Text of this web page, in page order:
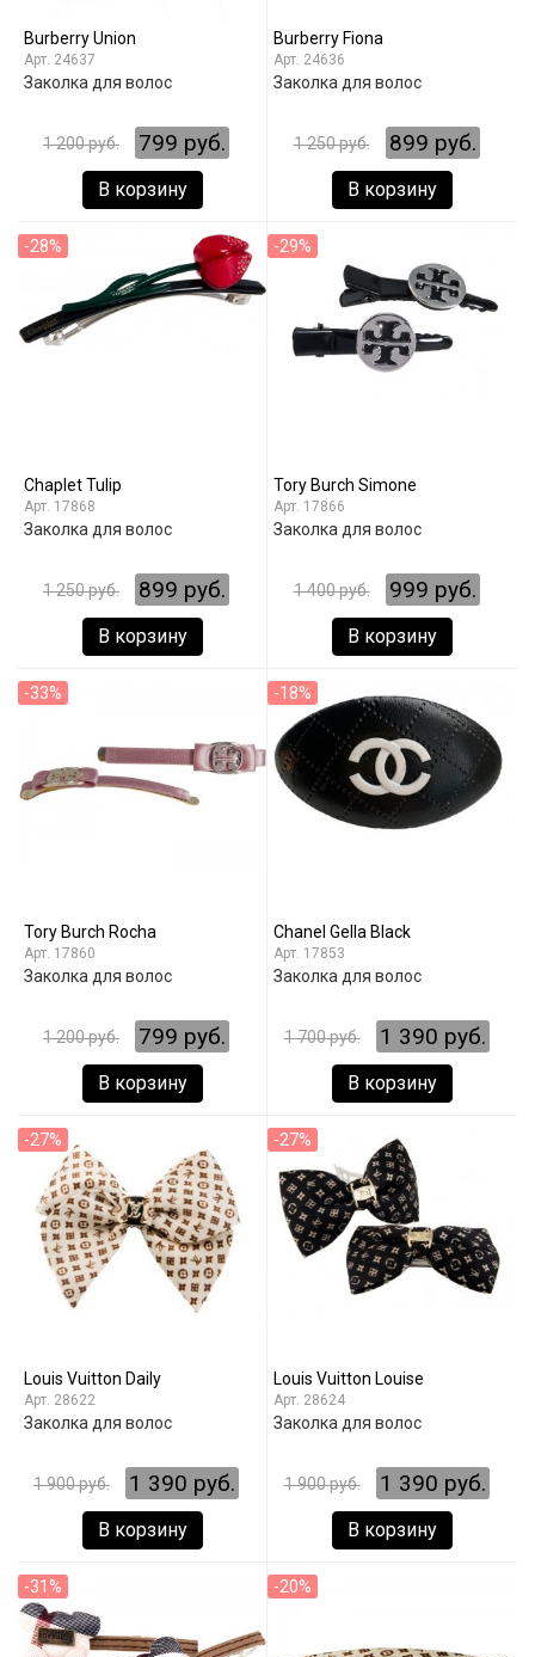
Burberry Union
24637
Заколка для волос
1 200 руб. 799 руб.
В корзину
Burberry Fiona
24636
Заколка для волос
1 250 руб. 899 руб.
В корзину
-28%
Chaplet Tulip
17868
Заколка для волос
1 250 руб. 899 руб.
В корзину
-29%
Tory Burch Simone
17866
Заколка для волос
1 400 руб. 999 руб.
В корзину
-33%
Tory Burch Rocha
17860
Заколка для волос
1 200 руб. 799 руб.
В корзину
-18%
Chanel Gella Black
17853
Заколка для волос
1 700 руб. 1 390 руб.
В корзину
-27%
Louis Vuitton Daily
28622
Заколка для волос
1 900 руб. 1 390 руб.
В корзину
-27%
Louis Vuitton Louise
28624
Заколка для волос
1 900 руб. 1 390 руб.
В корзину
-31% -20%